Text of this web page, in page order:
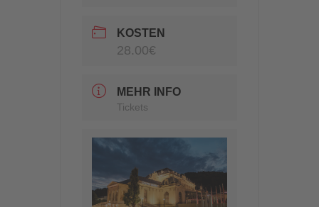
KOSTEN
28.00€
MEHR INFO
Tickets